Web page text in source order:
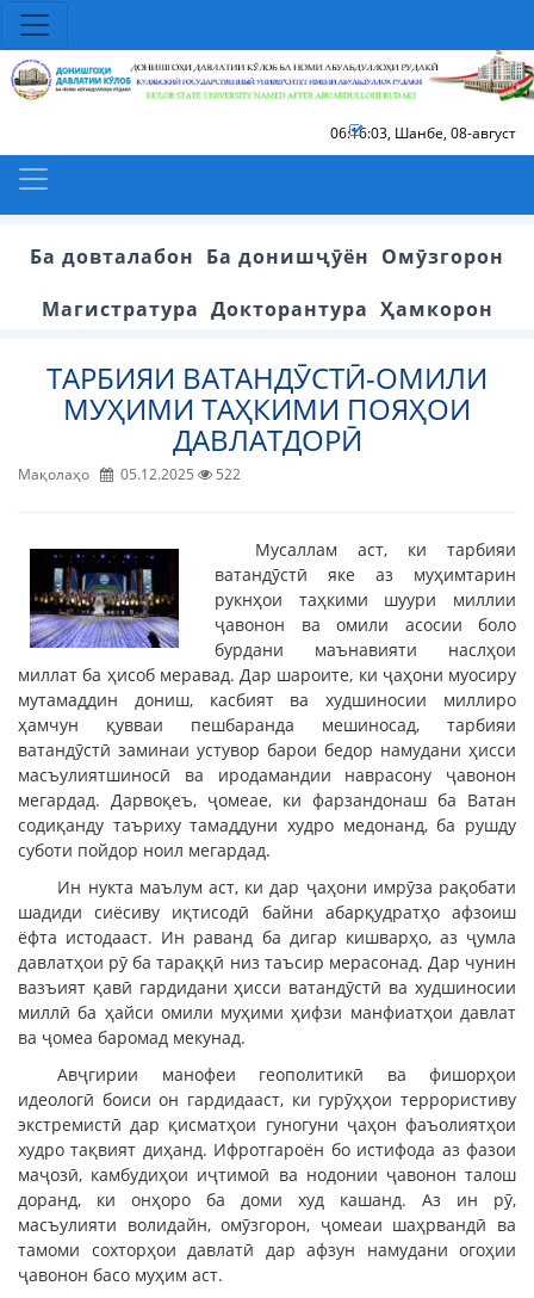
06:16:03, Шанбе, 08-август
Ба довталабон Ба донишҷӯён Омӯзгорон
Магистратура Докторантура Ҳамкорон
ТАРБИЯИ ВАТАНДӮСТӢ-ОМИЛИ
МУҲИМИ ТАҲКИМИ ПОЯҲОИ
ДАВЛАТДОРӢ
Мақолаҳо 05.12.2025 522
Мусаллам аст, ки тарбияи
ватандӯстӣ яке аз муҳимтарин
рукнҳои таҳкими шуури миллии
ҷавонон ва омили асосии боло
бурдани маънавияти наслҳои
миллат ба ҳисоб меравад. Дар шароите, ки ҷаҳони муосиру
мутамаддин дониш, касбият ва худшиносии миллиро
ҳамчун қувваи пешбаранда мешиносад, тарбияи
ватандӯстӣ заминаи устувор барои бедор намудани ҳисси
масъулиятшиносӣ ва иродамандии наврасону ҷавонон
мегардад. Дарвоқеъ, ҷомеае, ки фарзандонаш ба Ватан
содиқанду таъриху тамаддуни худро медонанд, ба рушду
суботи пойдор ноил мегардад.
Ин нукта маълум аст, ки дар ҷаҳони имрӯза рақобати
шадиди сиёсиву иқтисодӣ байни абарқудратҳо афзоиш
ёфта истодааст. Ин раванд ба дигар кишварҳо, аз ҷумла
давлатҳои рӯ ба тараққӣ низ таъсир мерасонад. Дар чунин
вазъият қавӣ гардидани ҳисси ватандӯстӣ ва худшиносии
миллӣ ба ҳайси омили муҳими ҳифзи манфиатҳои давлат
ва ҷомеа баромад мекунад.
Авҷгирии манофеи геополитикӣ ва фишорҳои
идеологӣ боиси он гардидааст, ки гурӯҳҳои террористиву
экстремистӣ дар қисматҳои гуногуни ҷаҳон фаъолиятҳои
худро тақвият диҳанд. Ифротгароён бо истифода аз фазои
маҷозӣ, камбудиҳои иҷтимоӣ ва нодонии ҷавонон талош
доранд, ки онҳоро ба доми худ кашанд. Аз ин рӯ,
масъулияти волидайн, омӯзгорон, ҷомеаи шаҳрвандӣ ва
тамоми сохторҳои давлатӣ дар афзун намудани огоҳии
ҷавонон басо муҳим аст.